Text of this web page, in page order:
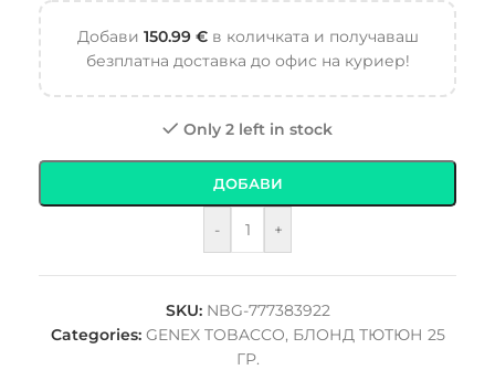
Добави 150.99 €в количката и получаваш
безплатна доставка до офис на куриер!
Only 2 left in stock
- +
ДОБАВИ
SKU: NBG-777383922
Categories: GENEX TOBACCO, БЛОНД ТЮТЮН 25
ГР.